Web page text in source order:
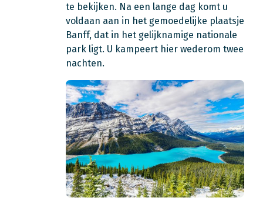
te bekijken. Na een lange dag komt u
voldaan aan in het gemoedelijke plaatsje
Banff, dat in het gelijknamige nationale
park ligt. U kampeert hier wederom twee
nachten.